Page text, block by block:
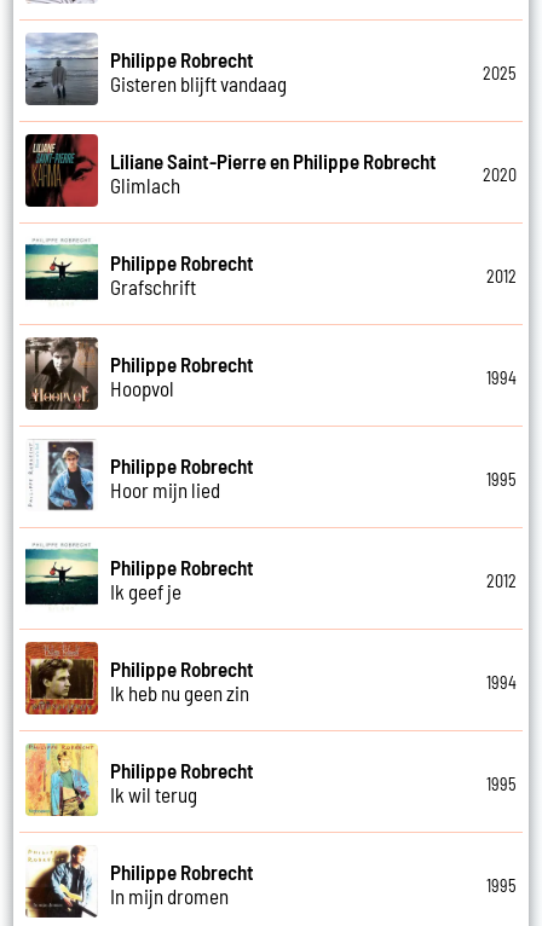
Philippe Robrecht
Gisteren blijft vandaag
2025
Liliane Saint-Pierre en Philippe Robrecht
Glimlach
2020
Philippe Robrecht
Grafschrift
2012
Philippe Robrecht
Hoopvol
1994
Philippe Robrecht
Hoor mijn lied
1995
Philippe Robrecht
Ik geef je
2012
Philippe Robrecht
Ik heb nu geen zin
1994
Philippe Robrecht
Ik wil terug
1995
Philippe Robrecht
In mijn dromen
1995